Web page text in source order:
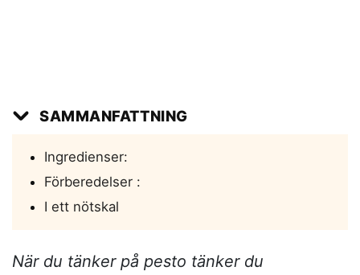
SAMMANFATTNING
Ingredienser:
Förberedelser :
I ett nötskal
När du tänker på pesto tänker du